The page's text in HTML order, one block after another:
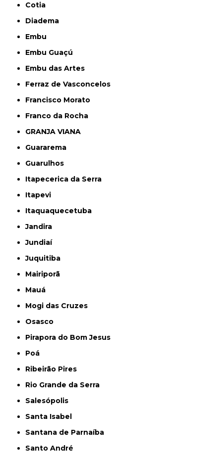
Cotia
Diadema
Embu
Embu Guaçú
Embu das Artes
Ferraz de Vasconcelos
Francisco Morato
Franco da Rocha
GRANJA VIANA
Guararema
Guarulhos
Itapecerica da Serra
Itapevi
Itaquaquecetuba
Jandira
Jundiaí
Juquitiba
Mairiporã
Mauá
Mogi das Cruzes
Osasco
Pirapora do Bom Jesus
Poá
Ribeirão Pires
Rio Grande da Serra
Salesópolis
Santa Isabel
Santana de Parnaíba
Santo André